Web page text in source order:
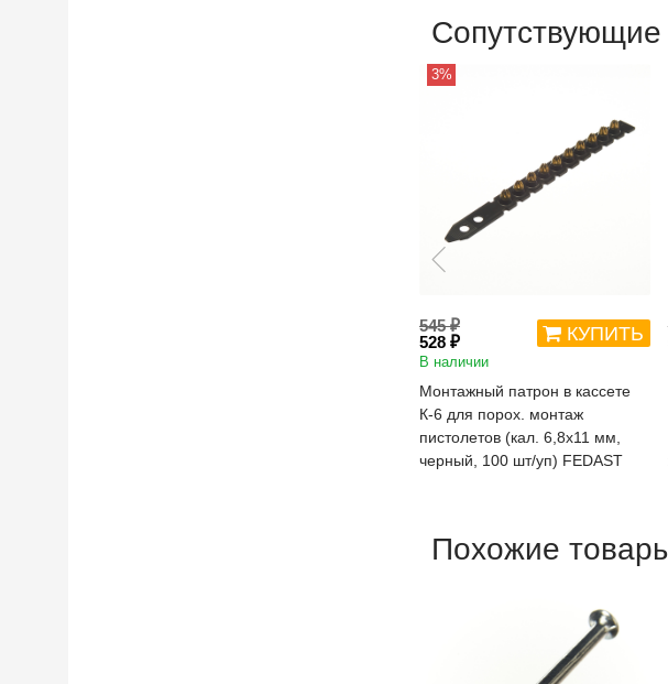
3%
545 ₽
528 ₽
КУПИТЬ
В наличии
Монтажный патрон в кассете
К-6 для порох. монтаж
пистолетов (кал. 6,8х11 мм,
черный, 100 шт/уп) FEDAST
Похожие